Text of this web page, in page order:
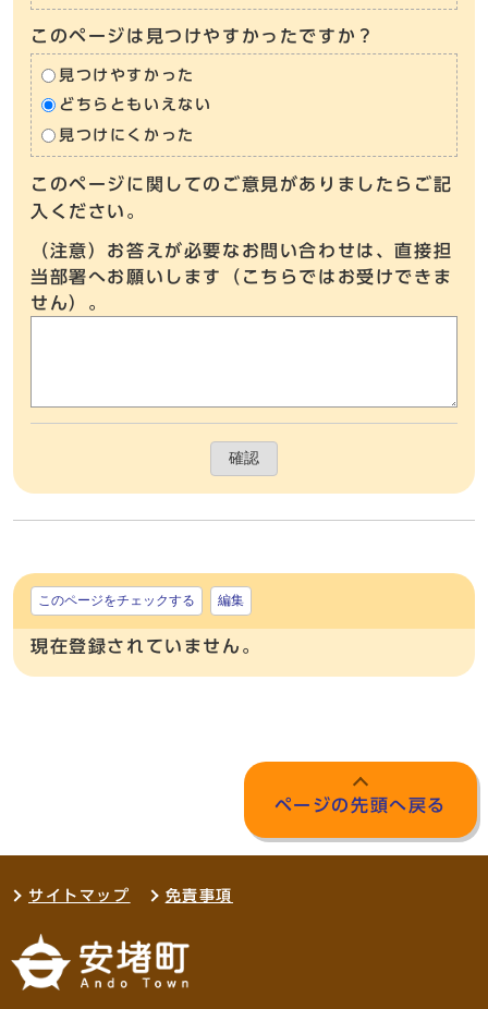
このページは見つけやすかったですか？
見つけやすかった
どちらともいえない
見つけにくかった
このページに関してのご意見がありましたらご記
入ください。
（注意）お答えが必要なお問い合わせは、直接担
当部署へお願いします（こちらではお受けできま
せん）。
確認
このページをチェックする 編集
現在登録されていません。
ページの先頭へ戻る
サイトマップ 免責事項